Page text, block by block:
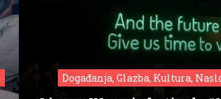
Događanja, Glazba, Kultura,